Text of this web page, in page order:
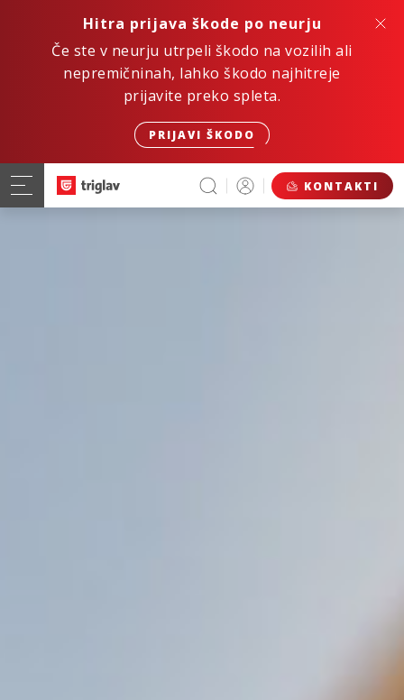
Hitra prijava škode po neurju
Če ste v neurju utrpeli škodo na vozilih ali
nepremičninah, lahko škodo najhitreje
prijavite preko spleta.
PRIJAVI ŠKODO
KONTAKTI